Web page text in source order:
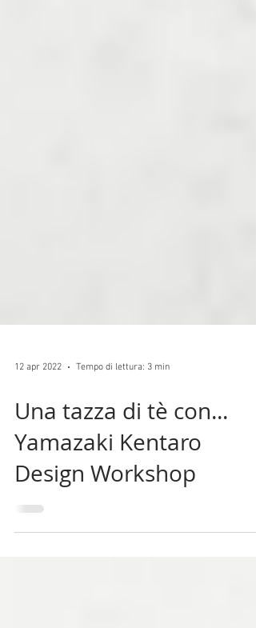
12 apr 2022 Tempo di lettura: 3 min
Una tazza di tè con...
Yamazaki Kentaro
Design Workshop